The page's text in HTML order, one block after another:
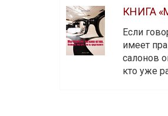
КНИГА
Если
имеет
салонов
кто уже